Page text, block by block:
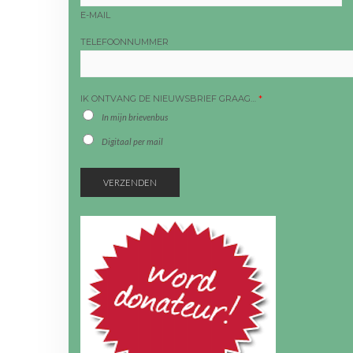
E-MAIL
TELEFOONNUMMER
IK ONTVANG DE NIEUWSBRIEF GRAAG… *
In mijn brievenbus
Digitaal per mail
VERZENDEN